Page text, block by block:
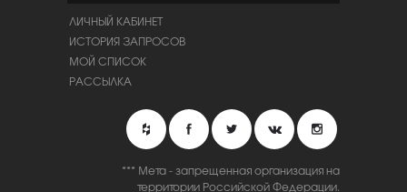
ЛИЧНЫЙ КАБИНЕТ
ИСТОРИЯ ЗАПРОСОВ
МОЙ СПИСОК
РАССЫЛКА
*** Мета - запрещенная организация на
территории Российской Федерации.